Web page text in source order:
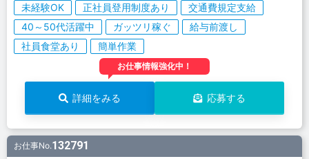
未経験OK
正社員登用制度あり
交通費規定支給
40～50代活躍中
ガッツリ稼ぐ
給与前渡し
社員食堂あり
簡単作業
お仕事情報強化中！
詳細をみる 応募する
お仕事No.132791